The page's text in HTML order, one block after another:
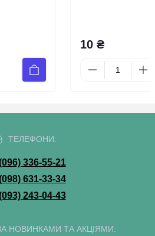
10 ₴
ТЕЛЕФОНИ:
336-55-21
631-33-34
243-04-43
НОВИНКАМИ ТА АКЦІЯМИ: